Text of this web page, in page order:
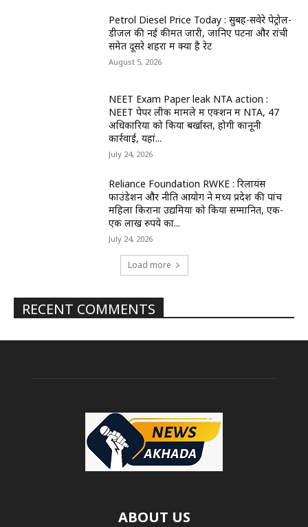
Petrol Diesel Price Today : सुबह-सवेरे पेट्रोल-
डीजल की नई कीमतें जारी, जानिए पटना और रांची
समेत दूसरे शहरों में क्या है रेट
August 5, 2026
NEET Exam Paper leak NTA action :
NEET पेपर लीक मामले में एक्शन में NTA, 47
अधिकारियों को किया बर्खास्त, होगी कानूनी
कार्रवाई, यहां...
July 24, 2026
Reliance Foundation RWKE : रिलायंस
फाउंडेशन और नीति आयोग ने मध्य प्रदेश की पांच
महिला किराना उद्यमियों को किया सम्मानित, एक-
एक लाख रुपये का...
July 24, 2026
Load more
RECENT COMMENTS
ABOUT US